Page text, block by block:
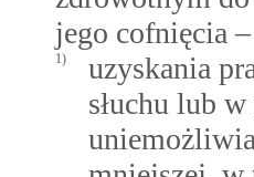
jego cofnięcia
1)
uzyskania
słuchu lub